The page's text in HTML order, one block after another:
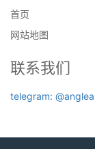
首页
网站地图
联系我们
telegram: